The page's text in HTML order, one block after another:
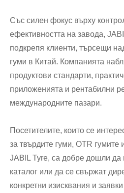
Със силен фокус върху
ефективността на завода,
подкрепя клиенти, търсещи
гуми в Китай. Компанията
продуктови стандарти,
приложенията и рентабилни
международните пазари.
Посетителите, които се
за твърдите гуми, OTR гумите
JABIL Tyre, са добре дошли да
каталог или да се свържат
конкретни изисквания и